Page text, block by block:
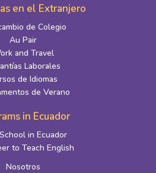
en el Extranjero
de Colegio
Au Pair
and Travel
Laborales
de Idiomas
de Verano
in Ecuador
in Ecuador
to Teach English
Nosotros